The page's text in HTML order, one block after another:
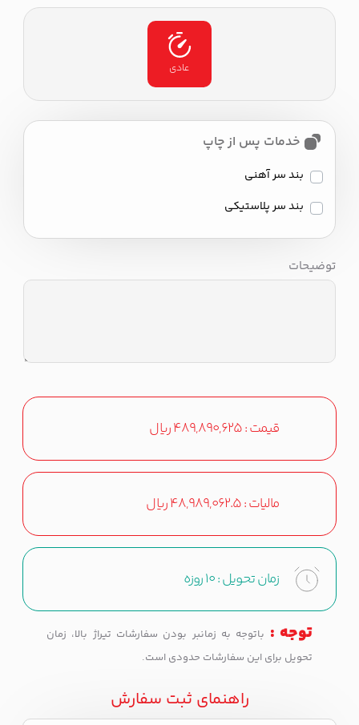
عادی
خدمات پس از چاپ
بند سر آهنی
بند سر پلاستیکی
توضیحات
قیمت :489,890,625ریال
مالیات :48,989,062.5ریال
زمان تحویل :10 روزه
توجه : باتوجه به زمانبر بودن سفارشات تیراژ بالا، زمان
تحویل برای این سفارشات حدودی است.
راهنمای ثبت سفارش